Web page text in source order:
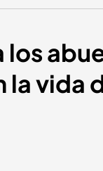
los
la vida